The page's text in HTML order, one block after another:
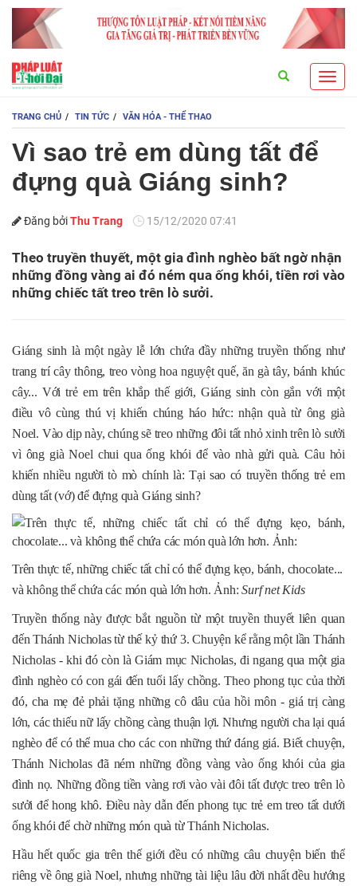
TRANG CHỦ TIN TỨC VĂN HÓA - THỂ THAO
Vì sao trẻ em dùng tất để
đựng quà Giáng sinh?
Đăng bởiThu Trang 15/12/2020 07:41
Theo truyền thuyết, một gia đình nghèo bất ngờ nhận
những đồng vàng ai đó ném qua ống khói, tiền rơi vào
những chiếc tất treo trên lò sưởi.
Giáng sinh là một ngày lễ lớn chứa đầy những truyền thống như
trang trí cây thông, treo vòng hoa nguyệt quế, ăn gà tây, bánh khúc
cây... Với trẻ em trên khắp thế giới, Giáng sinh còn gắn với một
điều vô cùng thú vị khiến chúng háo hức: nhận quà từ ông già
Noel. Vào dịp này, chúng sẽ treo những đôi tất nhỏ xinh trên lò sưởi
vì ông già Noel chui qua ống khói để vào nhà gửi quà. Câu hỏi
khiến nhiều người tò mò chính là: Tại sao có truyền thống trẻ em
dùng tất (vớ) để đựng quà Giáng sinh?
Trên thực tế, những chiếc tất chỉ có thể đựng kẹo, bánh, chocolate...
và không thể chứa các món quà lớn hơn. Ảnh: Surf net Kids
Truyền thống này được bắt nguồn từ một truyền thuyết liên quan
đến Thánh Nicholas từ thế kỷ thứ 3. Chuyện kể rằng một lần Thánh
Nicholas - khi đó còn là Giám mục Nicholas, đi ngang qua một gia
đình nghèo có con gái đến tuổi lấy chồng. Theo phong tục của thời
đó, cha mẹ đẻ phải tặng những cô dâu của hồi môn - giá trị càng
lớn, các thiếu nữ lấy chồng càng thuận lợi. Nhưng người cha lại quá
nghèo để có thể mua cho các con những thứ đáng giá. Biết chuyện,
Thánh Nicholas đã ném những đồng vàng vào ống khói của gia
đình nọ. Những đồng tiền vàng rơi vào vài đôi tất được treo trên lò
sưởi để hong khô. Điều này dẫn đến phong tục trẻ em treo tất dưới
ống khói để chờ những món quà từ Thánh Nicholas.
Hầu hết quốc gia trên thế giới đều có những câu chuyện biến thể
riêng về ông già Noel, nhưng những tài liệu lâu đời nhất đều hướng